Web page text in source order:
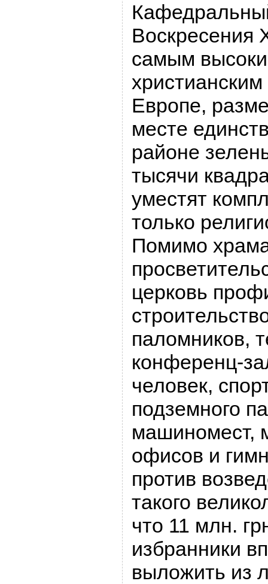
Воскресения
самым
Европе,
месте
районе
тысячи
уместят
только
Помимо
церковь
паломников,
конференц-
человек,
подземного
машиномест,
офисов и
против
такого
что 11 млн.
избранники
выложить из